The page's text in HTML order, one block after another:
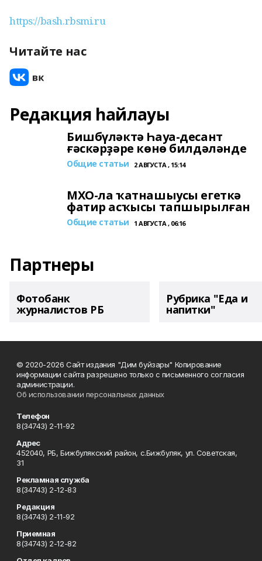
https://bash.rbsmi.ru
Читайте нас
Редакция һайлауы
Бишбүләктә Һауа-десант
ғәскәрҙәре көнө билдәләнде
Общие статьи 2 АВГУСТА , 15:14
МХО-ла ҡатнашыусы егеткә
фатир асҡысы тапшырылған
Общие статьи 1 АВГУСТА , 06:16
Партнеры
Фотобанк
журналистов РБ
Рубрика "Еда и
напитки"
© 2020-2026 Сайт издания "Дим буйзары" Копирование
информации сайта разрешено только с письменного согласия
администрации.
Об использовании персональных данных
Телефон
8(34743) 2-11-92
Адрес
452040, РБ, Бижбулякский район, с.Бижбуляк, ул. Советская,
31
Рекламная служба
8(34743) 2-12-83
Редакция
8(34743) 2-11-92
Приемная
8(34743) 2-12-82